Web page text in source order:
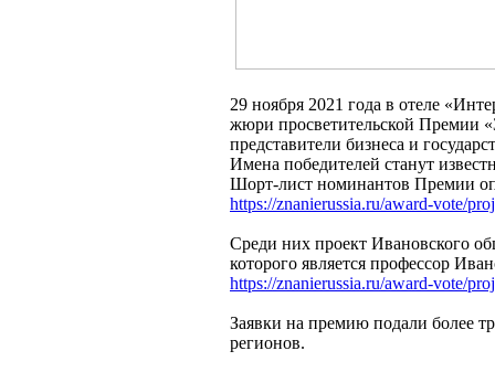
29 ноября 2021 года в отеле
жюри просветительской Премии
представители бизнеса и
Имена победителей станут
Шорт-лист номинантов Премии
https://znanierussia.ru/award-vote/
Среди них проект Ивановского
которого является профессор
https://znanierussia.ru/award-vote/
Заявки на премию подали более
регионов.